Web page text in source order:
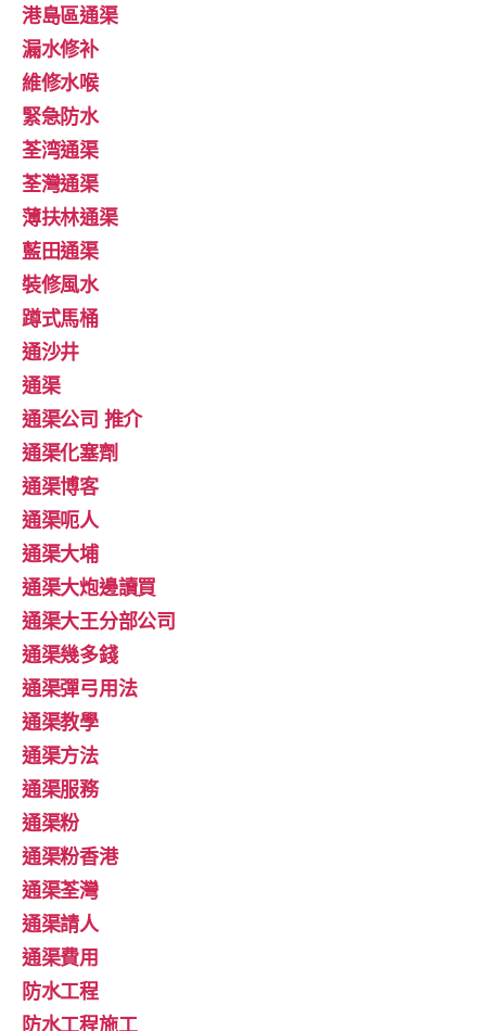
港島區通渠
漏水修补
維修水喉
緊急防水
荃湾通渠
荃灣通渠
薄扶林通渠
藍田通渠
裝修風水
蹲式馬桶
通沙井
通渠
通渠公司 推介
通渠化塞劑
通渠博客
通渠呃人
通渠大埔
通渠大炮邊讀買
通渠大王分部公司
通渠幾多錢
通渠彈弓用法
通渠教學
通渠方法
通渠服務
通渠粉
通渠粉香港
通渠荃灣
通渠請人
通渠費用
防水工程
防水工程施工